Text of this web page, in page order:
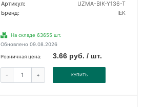
Артикул:
UZMA-BIK-Y136-T
Бренд:
IEK
На складе 63655 шт.
Обновлено 09.08.2026
Розничная цена: 3.66 руб. / шт.
- + КУПИТЬ